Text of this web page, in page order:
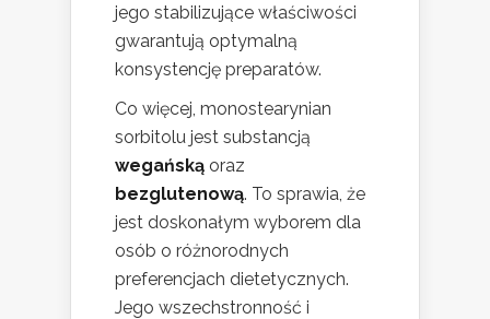
jego stabilizujące właściwości
gwarantują optymalną
konsystencję preparatów.
Co więcej, monostearynian
sorbitolu jest substancją
wegańską oraz
bezglutenową. To sprawia, że
jest doskonałym wyborem dla
osób o różnorodnych
preferencjach dietetycznych.
Jego wszechstronność i